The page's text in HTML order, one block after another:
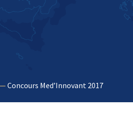
—Concours Med’Innovant 2017